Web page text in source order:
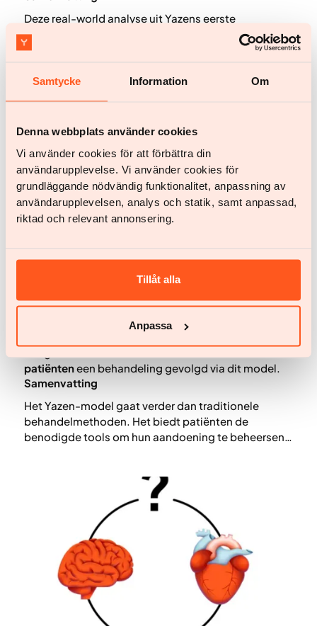
Samtycke Information Om
Denna webbplats använder cookies
Vi använder cookies för att förbättra din
användarupplevelse. Vi använder cookies för
grundläggande nödvändig funktionalitet, anpassning av
användarupplevelsen, analys och statik, samt anpassad,
riktad och relevant annonsering.
Tillåt alla
Anpassa
Deze real-world analyse uit Yazens eerste
grootschalige operationele kwaliteitsopvolging
toont aan dat bijna 70% van de patiënten na 12
maanden nog steeds hun GLP-1-medicatie
gebruikte, aanzienlijk hoger dan eerdere studies, die
patiënten nog steeds in behandeling.
Wetenschap en publicaties
een digitaal zorgmodel: een descriptieve analyse
Het Yazen-model maakt moderne obesitaszorg
mogelijk door medische behandeling,
patiënteneen behandeling gevolgd via dit model.
Samenvatting
Het Yazen-model gaat verder dan traditionele
behandelmethoden. Het biedt patiënten de
benodigde tools om hun aandoening te beheersen
steun. Dit alles wordt aangeboden via één digitaal
platform, waardoor de behandeling toegankelijk,
continu en effectief is voor duurzaam
gewichtsverlies en -behoud.